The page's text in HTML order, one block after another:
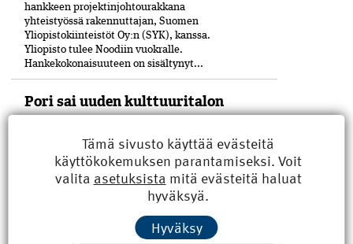
hankkeen projektinjohtourakkana
yhteistyössä rakennuttajan, Suomen
Yliopistokiinteistöt Oy:n (SYK), kanssa.
Yliopisto tulee Noodiin vuokralle.
Hankekokonaisuuteen on sisältynyt...
Pori sai uuden kulttuuritalon
kulmaan viime vuoden lopussa
valmistuneessa moni­toimitalossa,
Kulturhuset Fiinissä.
Rakennuskokonaisuuden laajennusosa on
tehty CLT-levyistä. Julkisivuissa on käytetty
puuta ja paljon tiiltä. Uudisrakennuksen
Tämä sivusto käyttää evästeitä
käyttökokemuksen parantamiseksi. Voit
valita asetuksista mitä evästeitä haluat
hyväksyä.
Hyväksy